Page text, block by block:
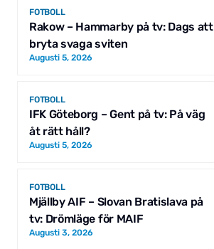
FOTBOLL
Rakow – Hammarby på tv: Dags att
bryta svaga sviten
Augusti 5, 2026
FOTBOLL
IFK Göteborg – Gent på tv: På väg
åt rätt håll?
Augusti 5, 2026
FOTBOLL
Mjällby AIF – Slovan Bratislava på
tv: Drömläge för MAIF
Augusti 3, 2026